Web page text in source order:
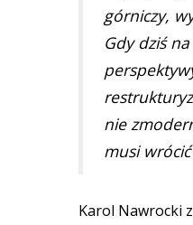
górniczy,
Gdy dziś
nie
musi
Karol Nawrocki